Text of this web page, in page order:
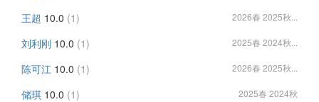
王超 10.0 (1) 2026春 2025秋...
刘利刚 10.0 (1) 2025春 2024秋...
陈可江 10.0 (1) 2026春 2025秋...
储琪 10.0 (1) 2025春 2024秋